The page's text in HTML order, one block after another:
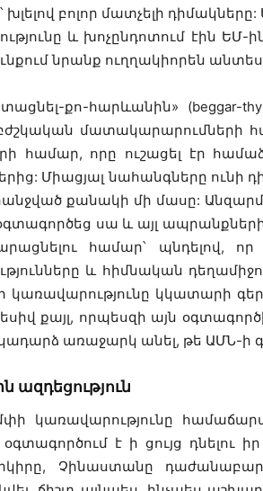
խլելով բոլոր մատչելի
և խոչընդոտում էին ԵՄ-
նրանք ուղղակիորեն
քո-հարևանին» (beggar-
մատակարարումների
համար, որը ուշացել էր
Միացյալ նահանգները ունի
քանակի մի մասը:
սա և այլ
համար՝ պնդելով,
և հիմնական
կառավարությունը կկատարի
քայլ, որպեսզի այն
առաջարկ անել, թե ԱՄՆ-ի
ազդեցություն
կառավարությունը
է ի ցույց դնելու
Չինաստանը